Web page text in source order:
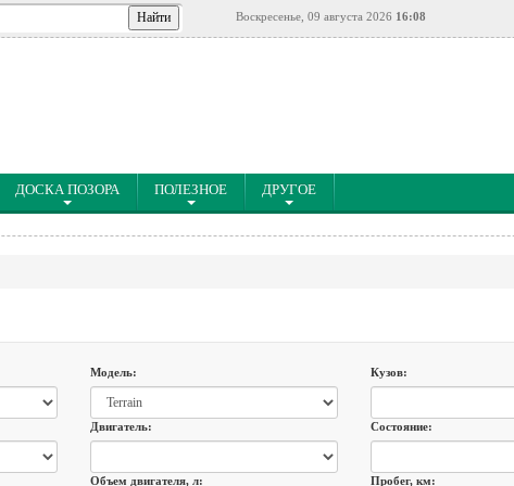
Воскресенье, 09 августа 2026 16:08
ДОСКА ПОЗОРА ПОЛЕЗНОЕ ДРУГОЕ
Модель: Кузов:
Двигатель: Состояние:
Объем двигателя, л: Пробег, км: